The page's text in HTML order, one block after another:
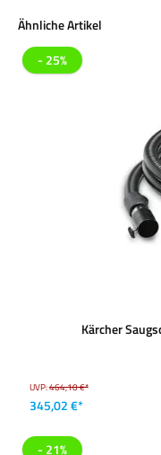
Produktgalerie überspringen
Ähnliche Artikel
- 25%
Kärcher
UVP:464,10 €*
345,02 €*
- 21%